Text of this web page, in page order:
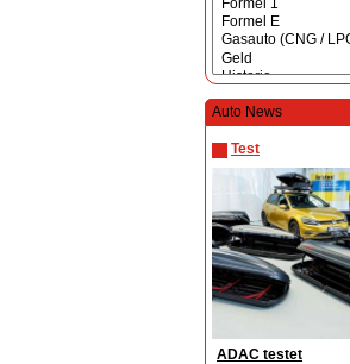
Auto News
Test
ADAC testet